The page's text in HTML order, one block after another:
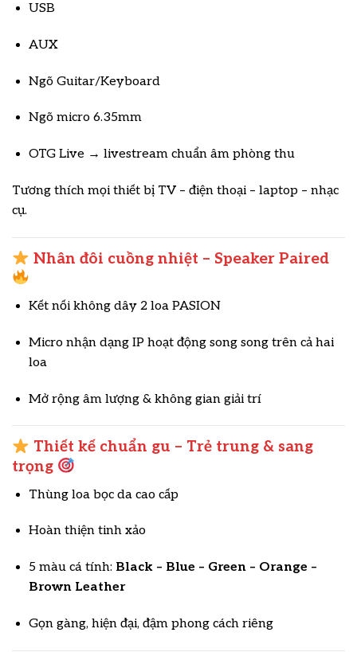
USB
AUX
Ngõ Guitar/Keyboard
Ngõ micro 6.35mm
OTG Live → livestream chuẩn âm phòng thu
Tương thích mọi thiết bị TV – điện thoại – laptop – nhạc
cụ.
Nhân đôi cuồng nhiệt – Speaker Paired
Kết nối không dây 2 loa PASION
Micro nhận dạng IP hoạt động song song trên cả hai
loa
Mở rộng âm lượng & không gian giải trí
Thiết kế chuẩn gu – Trẻ trung & sang
trọng
Thùng loa bọc da cao cấp
Hoàn thiện tinh xảo
5 màu cá tính: Black – Blue – Green – Orange –
Brown Leather
Gọn gàng, hiện đại, đậm phong cách riêng